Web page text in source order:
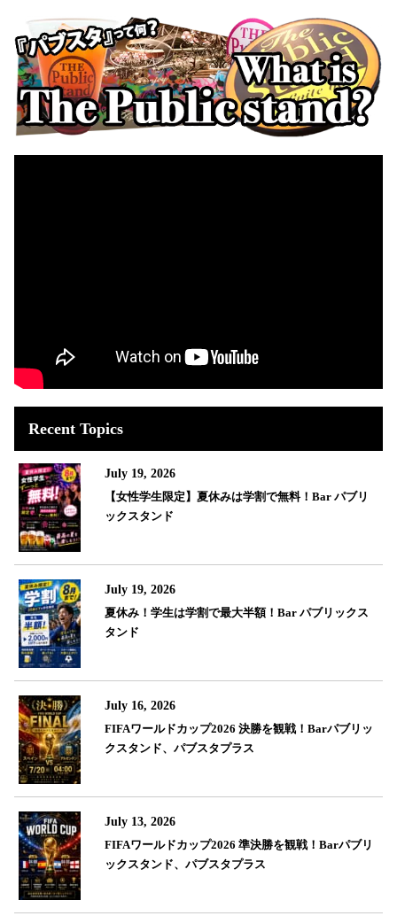
Recent Topics
July 19, 2026
【女性学生限定】夏休みは学割で無料！Bar パブリ
ックスタンド
July 19, 2026
夏休み！学生は学割で最大半額！Bar パブリックス
タンド
July 16, 2026
FIFAワールドカップ2026 決勝を観戦！Barパブリッ
クスタンド、パブスタプラス
July 13, 2026
FIFAワールドカップ2026 準決勝を観戦！Barパブリ
ックスタンド、パブスタプラス